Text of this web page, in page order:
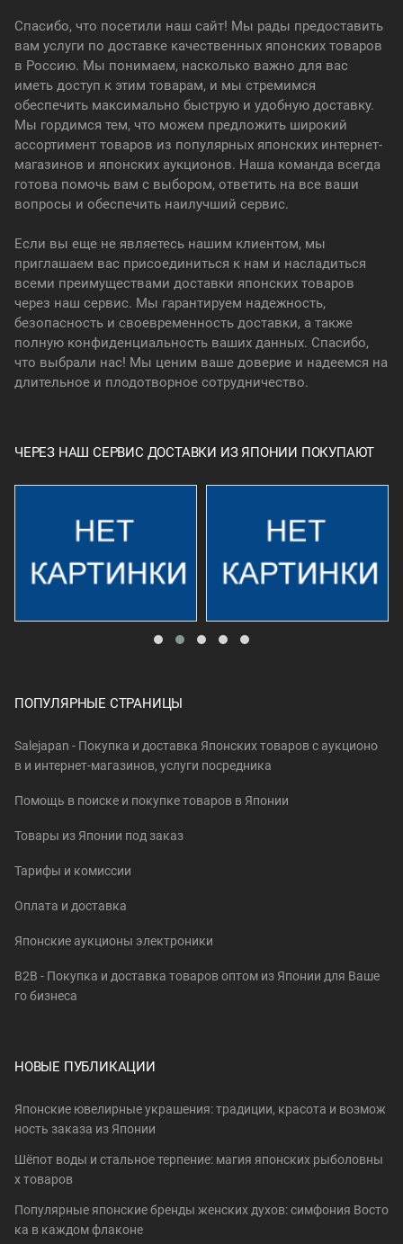
Спасибо, что посетили наш сайт! Мы рады предоставить
вам услуги по доставке качественных японских товаров
в Россию. Мы понимаем, насколько важно для вас
иметь доступ к этим товарам, и мы стремимся
обеспечить максимально быструю и удобную доставку.
Мы гордимся тем, что можем предложить широкий
ассортимент товаров из популярных японских интернет-
магазинов и японских аукционов. Наша команда всегда
готова помочь вам с выбором, ответить на все ваши
вопросы и обеспечить наилучший сервис.
Если вы еще не являетесь нашим клиентом, мы
приглашаем вас присоединиться к нам и насладиться
всеми преимуществами доставки японских товаров
через наш сервис. Мы гарантируем надежность,
безопасность и своевременность доставки, а также
полную конфиденциальность ваших данных. Спасибо,
что выбрали нас! Мы ценим ваше доверие и надеемся на
длительное и плодотворное сотрудничество.
ЧЕРЕЗ НАШ СЕРВИС ДОСТАВКИ ИЗ ЯПОНИИ ПОКУПАЮТ
ПОПУЛЯРНЫЕ СТРАНИЦЫ
Salejapan - Покупка и доставка Японских товаров c аукционо
в и интернет-магазинов, услуги посредника
Помощь в поиске и покупке товаров в Японии
Товары из Японии под заказ
Тарифы и комиссии
Оплата и доставка
Японские аукционы электроники
B2B - Покупка и доставка товаров оптом из Японии для Ваше
го бизнеса
НОВЫЕ ПУБЛИКАЦИИ
Японские ювелирные украшения: традиции, красота и возмож
ность заказа из Японии
Шёпот воды и стальное терпение: магия японских рыболовны
х товаров
Популярные японские бренды женских духов: симфония Восто
ка в каждом флаконе